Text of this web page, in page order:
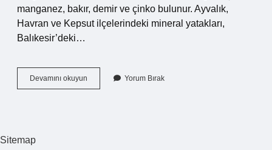
manganez, bakır, demir ve çinko bulunur. Ayvalık,
Havran ve Kepsut ilçelerindeki mineral yatakları,
Balıkesir’deki…
Devamını okuyun Susurlukta
Hangi
Yorum Bırak
Sitemap